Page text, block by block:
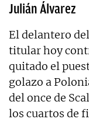
Julián Álvarez
El delantero
titular hoy
quitado el
golazo a
del once de
los cuartos de